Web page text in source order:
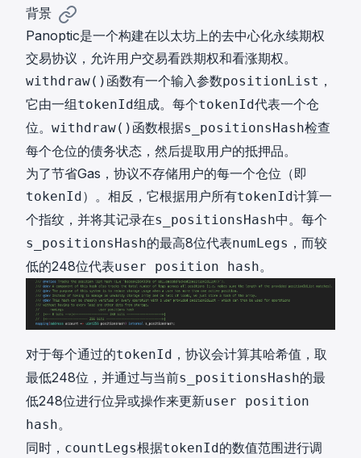
背景
Panoptic是一个构建在以太坊上的去中心化永续期权
交易协议，允许用户交易看跌期权和看涨期权。
withdraw() 函数有一个输入参数positionList ，
它由一组tokenId组成。每个tokenId代表一个仓
位。 withdraw() 函数根据s_positionsHash检查
每个仓位的债务状态，然后提取用户的抵押品。
为了节省Gas，协议不存储用户的每一个仓位（即
tokenId）。相反，它根据用户所有tokenId计算一
个指纹，并将其记录在s_positionsHash中。每个
s_positionsHash的最高8位代表numLegs ，而较
低的248位代表user position hash。
对于每个通过的tokenId ，协议会计算其哈希值，取
最低248位，并通过与当前s_positionsHash的最
低248位进行位异或操作来更新user position
hash。
同时， countLegs根据tokenId的数值范围进行调